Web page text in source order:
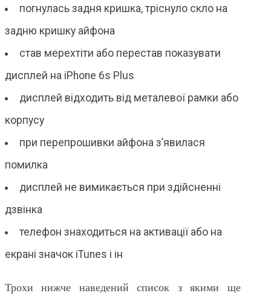
погнулась задня кришка, тріснуло скло на
задню кришку айфона
став мерехтіти або перестав показувати
дисплей на iPhone 6s Plus
дисплей відходить від металевої рамки або
корпусу
при перепрошивки айфона з’явилася
помилка
дисплей не вимикається при здійсненні
дзвінка
телефон знаходиться на активації або на
екрані значок iTunes і ін
Трохи нижче наведений список з якими ще